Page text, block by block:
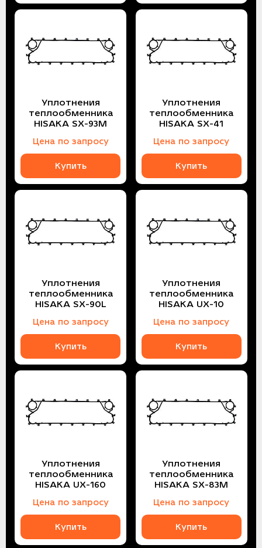
Уплотнения
теплообменника
HISAKA SX-93M
Цена по запросу
Купить
Уплотнения
теплообменника
HISAKA SX-41
Цена по запросу
Купить
Уплотнения
теплообменника
HISAKA SX-90L
Цена по запросу
Купить
Уплотнения
теплообменника
HISAKA UX-10
Цена по запросу
Купить
Уплотнения
теплообменника
HISAKA UX-160
Цена по запросу
Купить
Уплотнения
теплообменника
HISAKA SX-83M
Цена по запросу
Купить